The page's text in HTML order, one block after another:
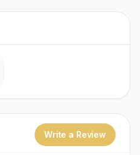
Write a Review